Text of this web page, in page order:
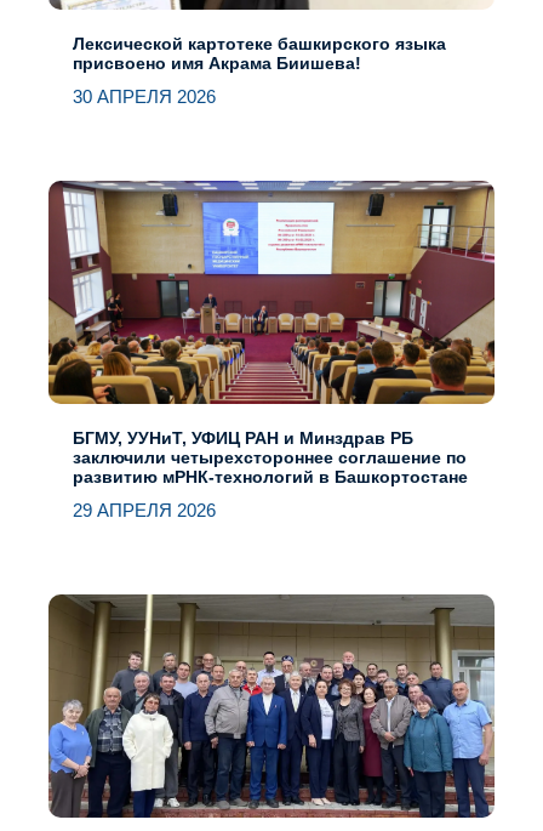
Лексической картотеке башкирского языка
присвоено имя Акрама Биишева!
30 АПРЕЛЯ 2026
БГМУ, УУНиТ, УФИЦ РАН и Минздрав РБ
заключили четырехстороннее соглашение по
развитию мРНК-технологий в Башкортостане
29 АПРЕЛЯ 2026